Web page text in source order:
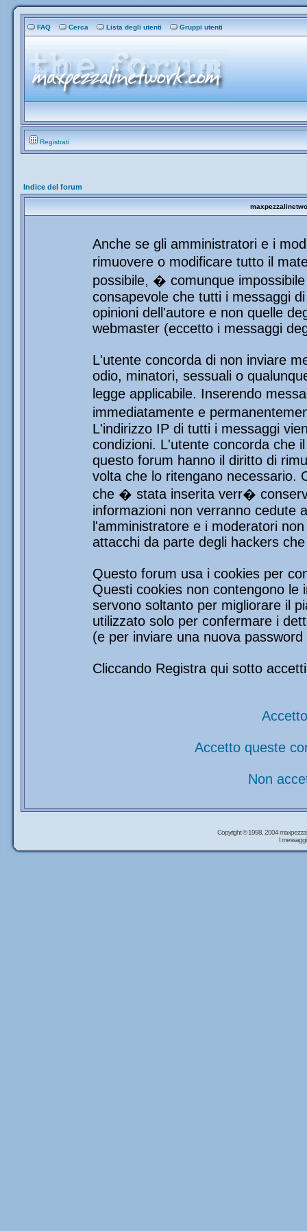
FAQ Cerca Lista degli utenti Gruppi utenti
Registrati
Indice del forum
Anche se gli amministratori e i
rimuovere o modificare tutto il
possibile, � comunque
consapevole che tutti i messaggi
opinioni dell'autore e non quelle
webmaster (eccetto i messaggi
L'utente concorda di non inviare
odio, minatori, sessuali o
legge applicabile. Inserendo
immediatamente e
L'indirizzo IP di tutti i messaggi
condizioni. L'utente concorda che
questo forum hanno il diritto di
volta che lo ritengano necessario.
che � stata inserita verr�
informazioni non verranno cedute
l'amministratore e i moderatori
attacchi da parte degli hackers
Questo forum usa i cookies per
Questi cookies non contengono le
servono soltanto per migliorare il
utilizzato solo per confermare i
(e per inviare una nuova
Cliccando Registra qui sotto
Accetto queste
Non
Copyright © 1998, 2004
I